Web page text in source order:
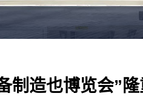
制造也博览会”